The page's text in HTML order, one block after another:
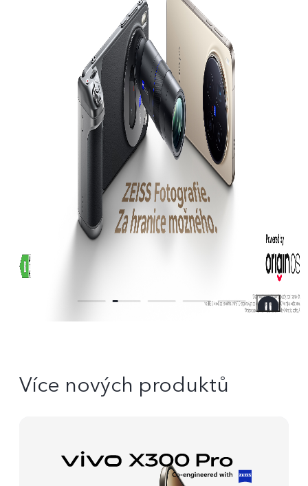
Více nových produktů